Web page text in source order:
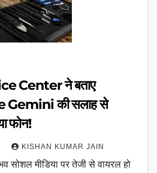
Center ने बताए
Gemini की सलाह से
फोन!
KISHAN KUMAR JAIN
सोशल मीडिया पर तेजी से वायरल हो